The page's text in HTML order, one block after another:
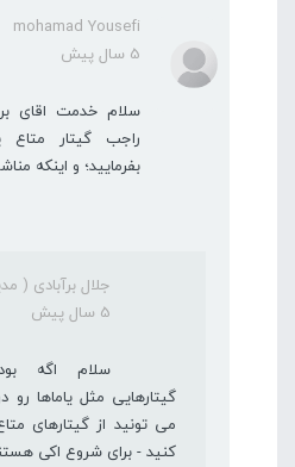
mohamad Yousefi
5 سال پیش
سلام خدمت اقای بر
بفرمایید؛ و اینکه
جلال برآبادی (
5 سال پیش
سلام اگه
گیتارهایی مثل یاماها رو
می تونید از گیتارهای
کنید - برای شروع اکی